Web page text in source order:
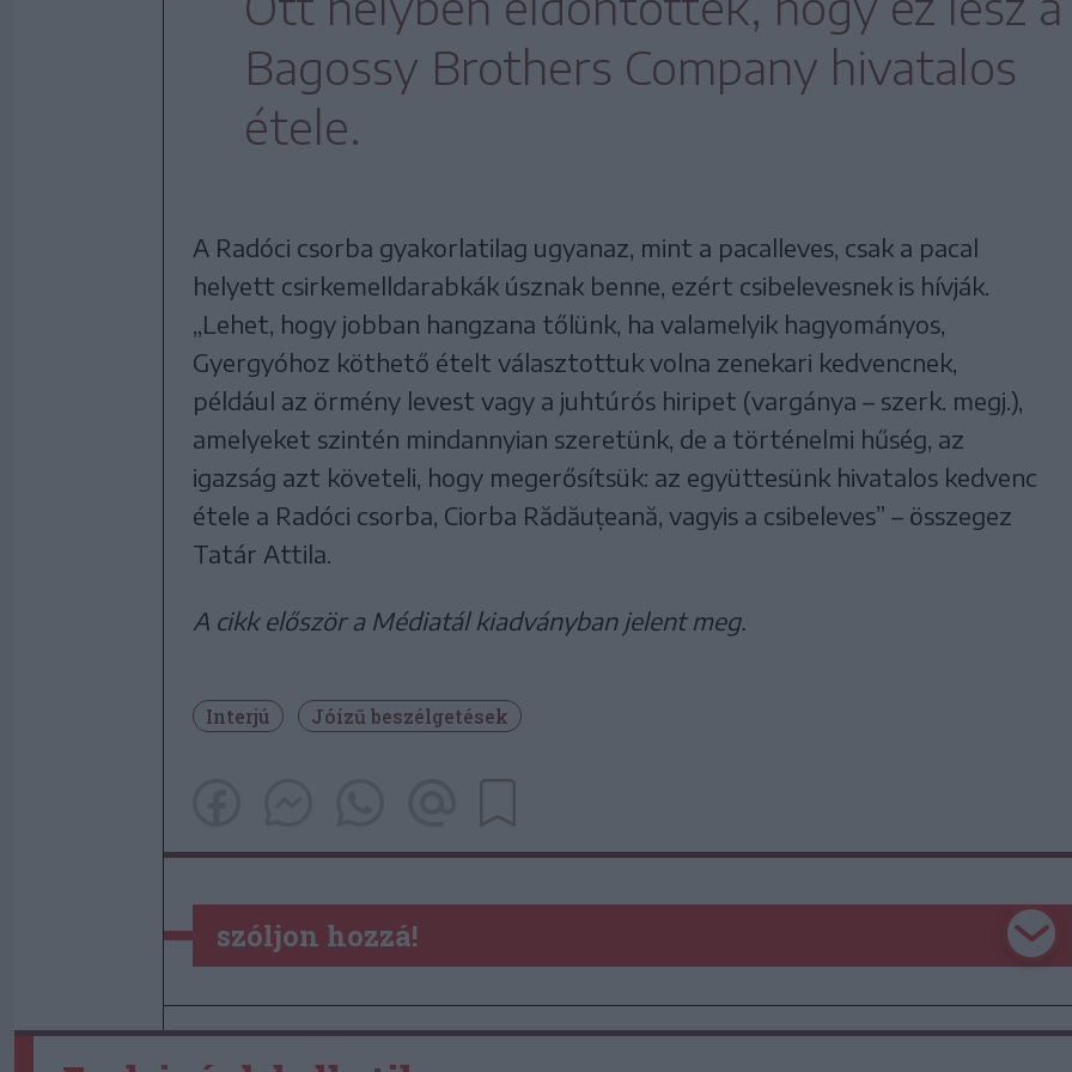
Bagossy Brothers Company hivatalos
étele.
A Radóci csorba gyakorlatilag ugyanaz, mint a pacalleves, csak a pacal
helyett csirkemelldarabkák úsznak benne, ezért csibelevesnek is hívják.
„Lehet, hogy jobban hangzana tőlünk, ha valamelyik hagyományos,
Gyergyóhoz köthető ételt választottuk volna zenekari kedvencnek,
például az örmény levest vagy a juhtúrós hiripet (vargánya – szerk. megj.),
amelyeket szintén mindannyian szeretünk, de a történelmi hűség, az
igazság azt követeli, hogy megerősítsük: az együttesünk hivatalos kedvenc
étele a Radóci csorba, Ciorba Rădăuțeană, vagyis a csibeleves” – összegez
Tatár Attila.
A cikk először a Médiatál kiadványban jelent meg.
Interjú Jóízű beszélgetések
szóljon hozzá!